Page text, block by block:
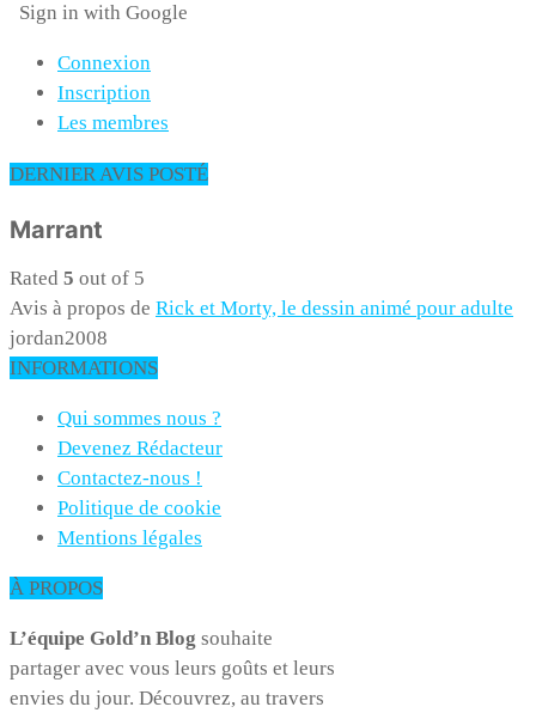
Sign in with Google
Connexion
Inscription
Les membres
DERNIER AVIS POSTÉ
Marrant
Rated 5 out of 5
Avis à propos de Rick et Morty, le dessin animé pour adulte
jordan2008
INFORMATIONS
Qui sommes nous ?
Devenez Rédacteur
Contactez-nous !
Politique de cookie
Mentions légales
À PROPOS
L’équipe Gold’n Blog souhaite
partager avec vous leurs goûts et leurs
envies du jour. Découvrez, au travers